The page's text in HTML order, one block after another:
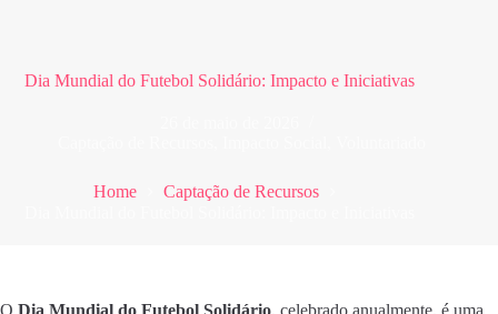
Dia Mundial do Futebol Solidário: Impacto e Iniciativas
Home
Captação de Recursos
O Dia Mundial do Futebol Solidário, celebrado anualmente, é uma